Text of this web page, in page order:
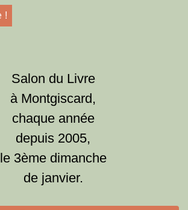
Salon du Livre
à Montgiscard,
chaque année
depuis 2005,
le 3ème dimanche
de janvier.